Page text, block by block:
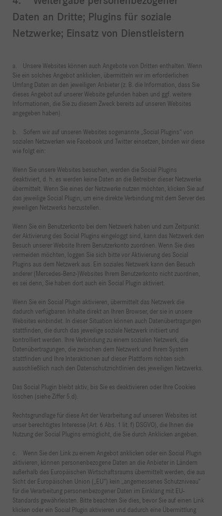
Daten an Dritte; Plugins für soziale
Netzwerke; Einsatz von Dienstleistern
a. Unsere Websites können auch Angebote von Dritten enthalten. Wenn
Sie ein solches Angebot anklicken, übermitteln wir im erforderlichen
Umfang Daten an den jeweiligen Anbieter (z. B. die Information, dass Sie
dieses Angebot auf unserer Website gefunden haben und ggf. weitere
Informationen, die Sie zu diesem Zweck bereits auf unseren Websites
angegeben haben).
b. Sofern wir auf unseren Websites sogenannte „Social Plugins“ von
sozialen Netzwerken wie Facebook und Twitter einsetzen, binden wir diese
wie folgt ein:
Wenn Sie unsere Websites besuchen, werden die Social Plugins
deaktiviert, d. h. es werden keine Daten an die Betreiber dieser Netzwerke
übermittelt. Wenn Sie eines der Netzwerke nutzen möchten, klicken Sie auf
das jeweilige Social Plugin, um eine direkte Verbindung mit dem Server des
jeweiligen Netzwerks herzustellen.
Wenn Sie ein Benutzerkonto bei dem Netzwerk haben und zum Zeitpunkt
der Aktivierung des Social Plugins eingeloggt sind, kann das Netzwerk den
Besuch unserer Website Ihrem Benutzerkonto zuordnen. Wenn Sie dies
vermeiden möchten, loggen Sie sich bitte vor Aktivierung des Social
Plugins aus dem Netzwerk aus. Ein soziales Netzwerk kann den Besuch
anderer (Mercedes-Benz-)Websites Ihrem Benutzerkonto nicht zuordnen,
es sei denn, Sie haben dort auch ein Social Plugin aktiviert.
Wenn Sie ein Social Plugin aktivieren, übermittelt das Netzwerk die
dadurch verfügbaren Inhalte direkt an Ihren Browser, der sie in unsere
Websites einbindet. In dieser Situation können auch Datenübertragungen
stattfinden, die durch das jeweilige soziale Netzwerk initiiert und
kontrolliert werden. Ihre Verbindung zu einem sozialen Netzwerk, die
Datenübertragungen, die zwischen dem Netzwerk und Ihrem System
stattfinden und Ihre Interaktionen auf dieser Plattform richten sich
ausschließlich nach den Datenschutzrichtlinien des jeweiligen Netzwerks.
Das Social Plugin bleibt aktiv, bis Sie es deaktivieren oder Ihre Cookies
löschen (siehe Ziffer 5.d).
Rechtsgrundlage für diese Art der Verarbeitung auf unseren Websites ist
unser berechtigtes Interesse (Art. 6 Abs. 1 lit. f) DSGVO), die Ihnen die
Nutzung der Social Plugins ermöglicht, die Sie durch Anklicken angeben.
c. Wenn Sie den Link zu einem Angebot anklicken oder ein Social Plugin
aktivieren, können personenbezogene Daten an die Anbieter in Ländern
außerhalb des Europäischen Wirtschaftsraums übermittelt werden, die aus
Sicht der Europäischen Union („EU“) kein „angemessenes Schutzniveau“
für die Verarbeitung personenbezogener Daten im Einklang mit EU-
Standards gewährleisten. Bitte beachten Sie dies, bevor Sie auf einen Link
klicken oder ein Social Plugin aktivieren und dadurch eine Übermittlung